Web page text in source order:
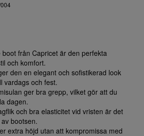
från Capricet är den perfekta
och komfort.
den en elegant och sofistikerad look
vardags och fest.
ger bra grepp, vilket gör att du
dagen.
och bra elasticitet vid vristen är det
bootsen.
extra höjd utan att kompromissa med